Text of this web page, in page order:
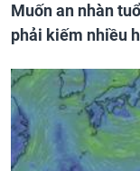
Muốn an nhàn
phải kiếm nhiều